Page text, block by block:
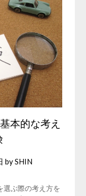
本的な考え
bySHIN
選ぶ際の考え方を